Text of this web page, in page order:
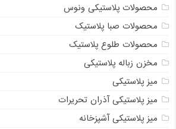
محصولات پلاستیکی ونوس
محصولات صبا پلاستیک
محصولات طلوع پلاستیک
مخزن زباله پلاستیکی
میز پلاستیکی
میز پلاستیکی آذران تحریرات
میز پلاستیکی آشپزخانه